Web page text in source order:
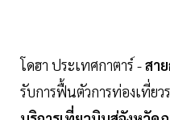
โดฮา ประเทศกาตาร์ -สา
รับการฟื้นตัวการท่องเที่ยว